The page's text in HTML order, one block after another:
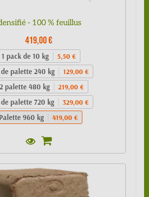
- 100 % feuillus
419,00 €
1 pack de 10 kg 5,50 €
palette 240 kg 129,00 €
palette 480 kg 219,00 €
palette 720 kg 329,00 €
Palette 960 kg 419,00 €